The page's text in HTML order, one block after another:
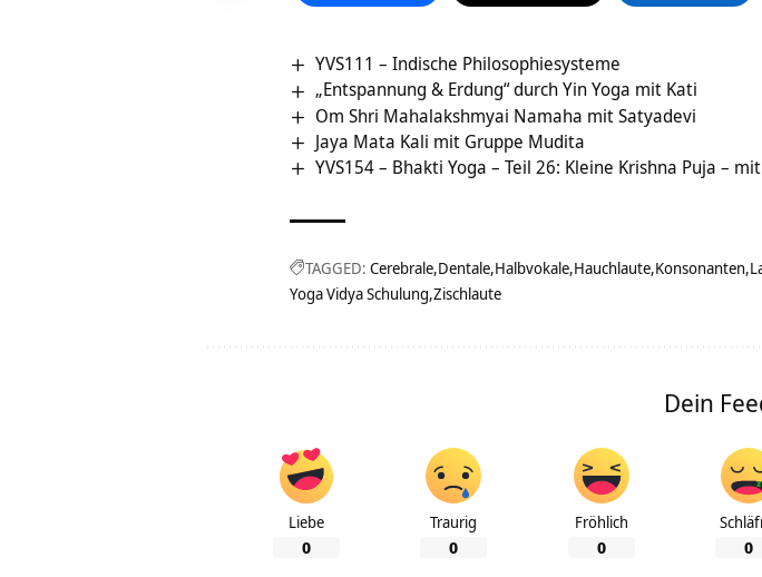
YVS111 – Indische Philosophiesysteme
„Entspannung & Erdung“ durch Yin Yoga mit Kati
Om Shri Mahalakshmyai Namaha mit Satyadevi
Jaya Mata Kali mit Gruppe Mudita
YVS154 – Bhakti Yoga – Teil 26: Kleine Krishna Puja –
TAGGED: Cerebrale Dentale Halbvokale Hauchlaute Konsonanten
Yoga Vidya Schulung Zischlaute
Dein
Liebe
0
Traurig
0
Fröhlich
0 0